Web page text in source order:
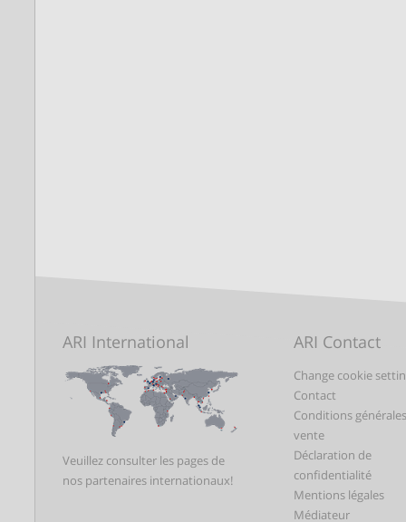
ARI International
Veuillez consulter les pages de
nos partenaires internationaux!
ARI Contact
Change cookie
Contact
Conditions
vente
Déclaration de
confidentialité
Mentions légales
Médiateur